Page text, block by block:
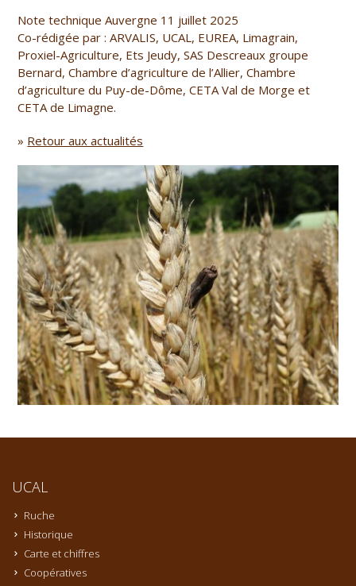
Note technique Auvergne 11 juillet 2025
Co-rédigée par : ARVALIS, UCAL, EUREA, Limagrain,
Proxiel-Agriculture, Ets Jeudy, SAS Descreaux groupe
Bernard, Chambre d’agriculture de l’Allier, Chambre
d’agriculture du Puy-de-Dôme, CETA Val de Morge et
CETA de Limagne.
» Retour aux actualités
UCAL
Ruche
Historique
Carte et chiffres
Coopératives